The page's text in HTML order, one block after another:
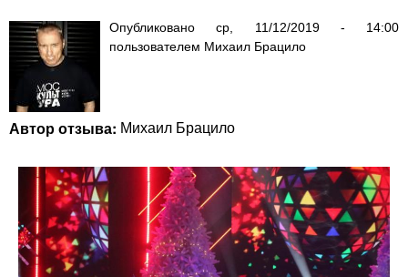
Опубликованоср, 11/12/2019 - 14:00
пользователем Михаил Брацило
Автор отзыва: Михаил Брацило